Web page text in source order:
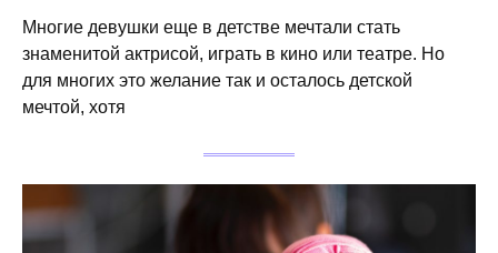
Многие девушки еще в детстве мечтали стать
знаменитой актрисой, играть в кино или театре. Но
для многих это желание так и осталось детской
мечтой, хотя